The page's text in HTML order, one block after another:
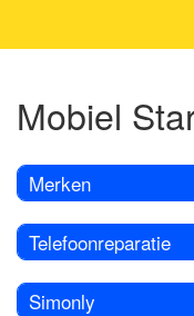
Mobiel
Merken
Telefoonreparatie
Simonly